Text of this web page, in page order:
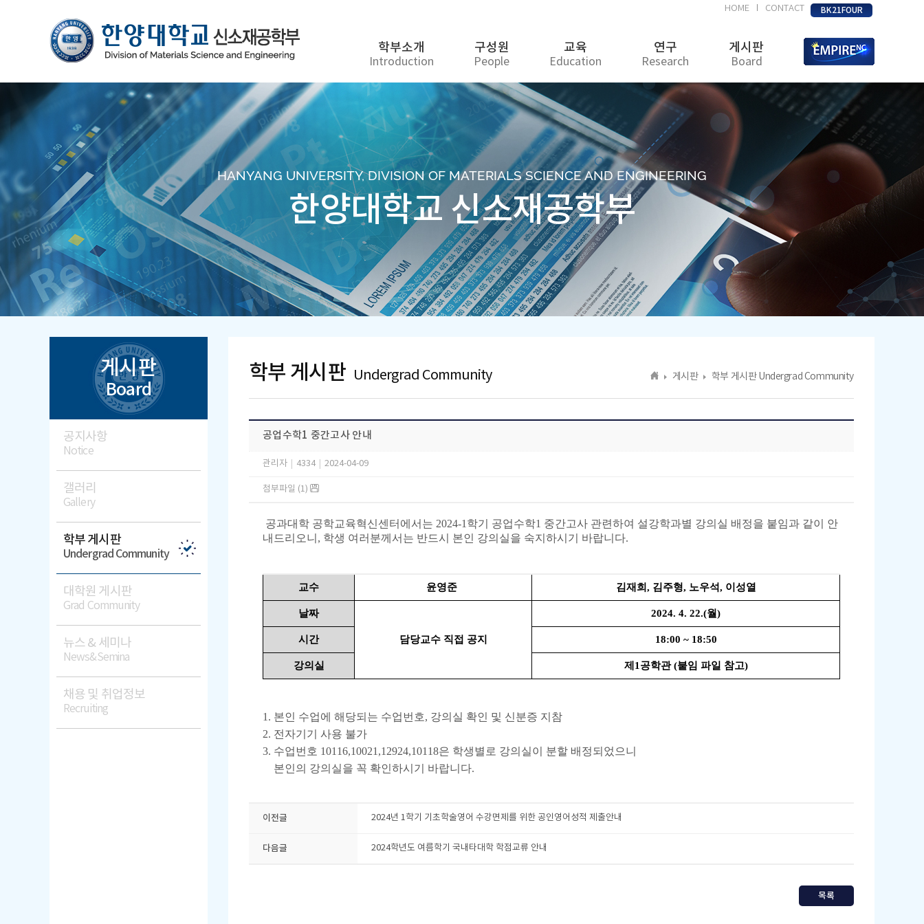
HOME CONTACT BK21FOUR
학부소개
Introduction
구성원
People
교육
Education
연구
Research
게시판
Board
HANYANG UNIVERSITY, DIVISION OF MATERIALS SCIENCE AND ENGINEERING
한양대학교 신소재공학부
게시판
Board
공지사항
Notice
갤러리
Gallery
학부 게시판
Undergrad Community
대학원 게시판
Grad Community
뉴스 & 세미나
News&Semina
채용 및 취업정보
Recruiting
학부 게시판 Undergrad Community 게시판 학부 게시판 Undergrad Community
공업수학1 중간고사 안내
관리자 4334 2024-04-09
첨부파일 (1)
공과대학 공학교육혁신센터에서는 2024-1학기 공업수학1 중간고사 관련하여 설강학과별 강의실 배정을 붙임과 같이 안
내드리오니, 학생 여러분께서는 반드시 본인 강의실을 숙지하시기 바랍니다.
교수 윤영준 김재희, 김주형, 노우석, 이성열
날짜
담당교수 직접 공지
2024. 4. 22.(월)
시간 18:00 ~ 18:50
강의실 제1공학관 (붙임 파일 참고)
1. 본인 수업에 해당되는 수업번호, 강의실 확인 및 신분증 지참
2. 전자기기 사용 불가
3. 수업번호 10116,10021,12924,10118은 학생별로 강의실이 분할 배정되었으니
본인의 강의실을 꼭 확인하시기 바랍니다.
이전글 2024년 1학기 기초학술영어 수강면제를 위한 공인영어성적 제출안내
다음글 2024학년도 여름학기 국내타대학 학점교류 안내
목록